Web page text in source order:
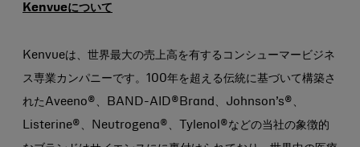
Kenvueについて
Kenvueは、世界最大の売上高を有するコンシューマービジネ
ス専業カンパニーです。100年を超える伝統に基づいて構築さ
れたAveeno®、BAND-AID®Brand、Johnson’s®、
Listerine®、Neutrogena®、Tylenol®などの当社の象徴的